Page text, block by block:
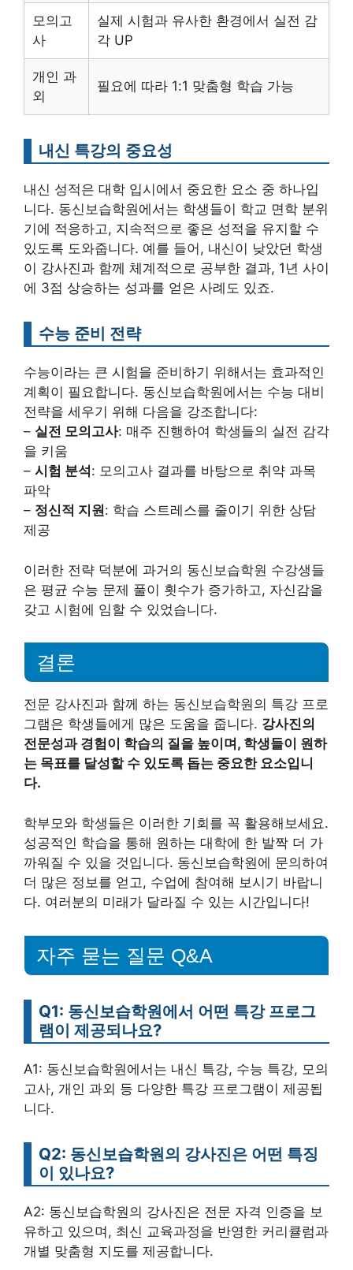
모의고
사
실제 시험과 유사한 환경에서 실전 감
각 UP
개인 과
외
필요에 따라 1:1 맞춤형 학습 가능
내신 특강의 중요성
내신 성적은 대학 입시에서 중요한 요소 중 하나입
니다. 동신보습학원에서는 학생들이 학교 면학 분위
기에 적응하고, 지속적으로 좋은 성적을 유지할 수
있도록 도와줍니다. 예를 들어, 내신이 낮았던 학생
이 강사진과 함께 체계적으로 공부한 결과, 1년 사이
에 3점 상승하는 성과를 얻은 사례도 있죠.
수능 준비 전략
수능이라는 큰 시험을 준비하기 위해서는 효과적인
계획이 필요합니다. 동신보습학원에서는 수능 대비
전략을 세우기 위해 다음을 강조합니다:
– 실전 모의고사: 매주 진행하여 학생들의 실전 감각
을 키움
– 시험 분석 : 모의고사 결과를 바탕으로 취약 과목
파악
– 정신적 지원: 학습 스트레스를 줄이기 위한 상담
제공
이러한 전략 덕분에 과거의 동신보습학원 수강생들
은 평균 수능 문제 풀이 횟수가 증가하고, 자신감을
갖고 시험에 임할 수 있었습니다.
결론
전문 강사진과 함께 하는 동신보습학원의 특강 프로
그램은 학생들에게 많은 도움을 줍니다. 강사진의
전문성과 경험이 학습의 질을 높이며, 학생들이 원하
는 목표를 달성할 수 있도록 돕는 중요한 요소입니
다.
학부모와 학생들은 이러한 기회를 꼭 활용해보세요.
성공적인 학습을 통해 원하는 대학에 한 발짝 더 가
까워질 수 있을 것입니다. 동신보습학원에 문의하여
더 많은 정보를 얻고, 수업에 참여해 보시기 바랍니
다. 여러분의 미래가 달라질 수 있는 시간입니다!
자주 묻는 질문 Q&A
Q1: 동신보습학원에서 어떤 특강 프로그
램이 제공되나요?
A1: 동신보습학원에서는 내신 특강, 수능 특강, 모의
고사, 개인 과외 등 다양한 특강 프로그램이 제공됩
니다.
Q2: 동신보습학원의 강사진은 어떤 특징
이 있나요?
A2: 동신보습학원의 강사진은 전문 자격 인증을 보
유하고 있으며, 최신 교육과정을 반영한 커리큘럼과
개별 맞춤형 지도를 제공합니다.